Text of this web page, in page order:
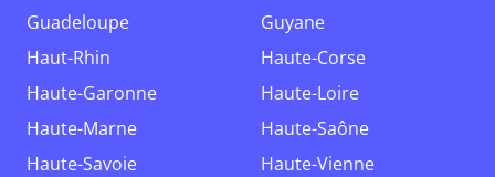
Guadeloupe
Guyane
Haut-Rhin
Haute-Corse
Haute-Garonne
Haute-Loire
Haute-Marne
Haute-Saône
Haute-Savoie
Haute-Vienne